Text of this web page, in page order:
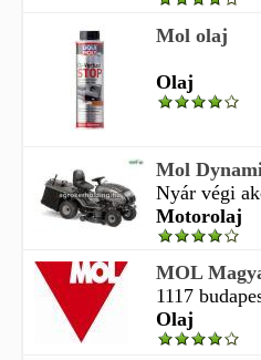
Mol olaj
Olaj
Mol
Nyár végi
Motorolaj
MOL
1117
Olaj